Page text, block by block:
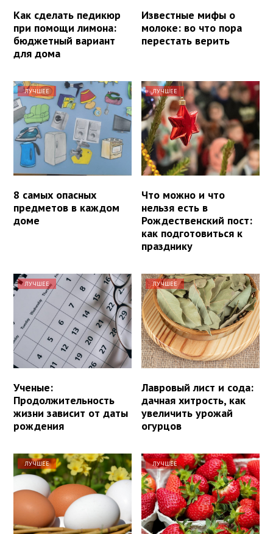
Как сделать педикюр
при помощи лимона:
бюджетный вариант
для дома
Известные мифы о
молоке: во что пора
перестать верить
ЛУЧШЕЕ
8 самых опасных
предметов в каждом
доме
ЛУЧШЕЕ
Что можно и что
нельзя есть в
Рождественский пост:
как подготовиться к
празднику
ЛУЧШЕЕ
Ученые:
Продолжительность
жизни зависит от даты
рождения
ЛУЧШЕЕ
Лавровый лист и сода:
дачная хитрость, как
увеличить урожай
огурцов
ЛУЧШЕЕ ЛУЧШЕЕ